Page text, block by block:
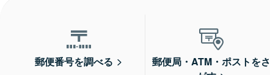
郵便番号を調べる
郵便局・ATM・ポストをさ